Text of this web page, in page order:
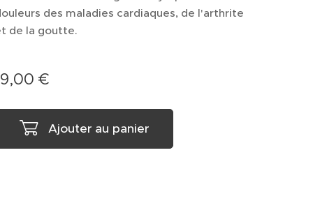
des maladies cardiaques, de l'arthrite
de la goutte.
€
Ajouter au panier